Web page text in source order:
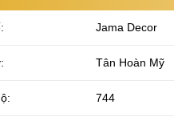
Jama Decor
Tân Hoàn Mỹ
744